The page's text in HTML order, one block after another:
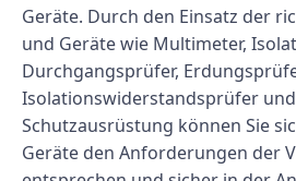
Geräte. Durch den Einsatz der
und Geräte wie Multimeter,
Durchgangsprüfer,
Isolationswiderstandsprüfer
Schutzausrüstung können Sie
Geräte den Anforderungen der